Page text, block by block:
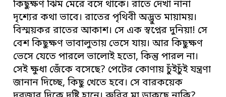
কিছুক্ষণ ঝিম মেরে বসে থাকে। রাতে দেখা নানা
দৃশ্যের কথা ভাবে। রাতের পৃথিবী অদ্ভুত মায়াময়।
বিস্ময়কর রাতের আকাশ। সে এক স্বপ্নের দুনিয়া! সে
বেশ কিছুক্ষণ ভাবালুতায় ভেসে যায়। আর কিছুক্ষণ
ভেসে যেতে পারলে ভালোই হতো, কিন্তু পারল না।
সেই ক্ষুধা জেঁকে বসেছে? পেটের কোণায় চুঁইচুঁই যন্ত্রণা
জানান দিচ্ছে, কিছু খেতে হবে। সে বারকয়েক